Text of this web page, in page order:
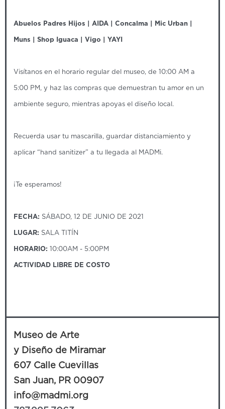
Abuelos Padres Hijos | AIDA | Concalma | Mic Urban |
Muns | Shop Iguaca | Vigo | YAYI
Visítanos en el horario regular del museo, de 10:00 AM a
5:00 PM, y haz las compras que demuestran tu amor en un
ambiente seguro, mientras apoyas el diseño local.
Recuerda usar tu mascarilla, guardar distanciamiento y
aplicar “hand sanitizer” a tu llegada al MADMi.
¡Te esperamos!
FECHA: SÁBADO, 12 DE JUNIO DE 2021
LUGAR: SALA TITÍN
HORARIO: 10:00AM - 5:00PM
ACTIVIDAD LIBRE DE COSTO
Museo de Arte
y Diseño de Miramar
607 Calle Cuevillas
San Juan, PR 00907
info@madmi.org